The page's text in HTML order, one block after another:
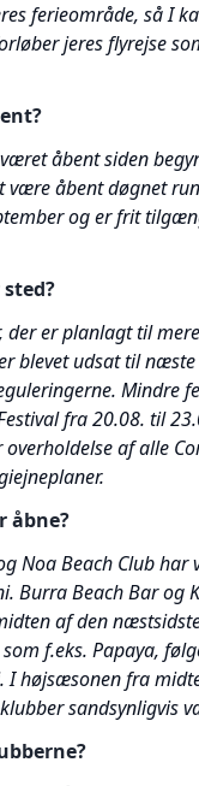
ferieområde, så I
jeres flyrejse
åbent siden
være åbent døgnet
og er frit
der er planlagt til
blevet udsat til
Mindre
fra 20.08. til
af alle
åbne?
Noa Beach Club
Burra Beach Bar og
af den
f.eks. Papaya,
I højsæsonen fra
sandsynligvis